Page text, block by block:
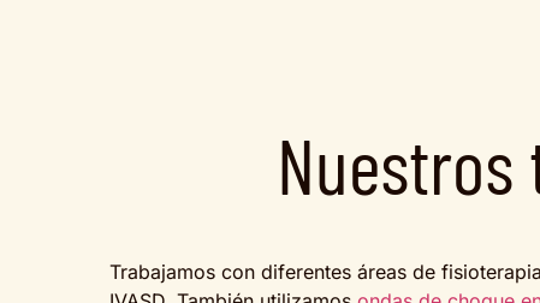
Trabajamos con diferentes áreas de